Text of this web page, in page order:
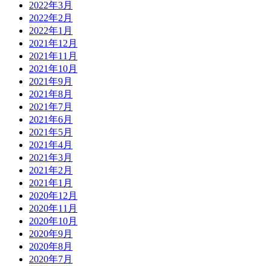
2022年3月
2022年2月
2022年1月
2021年12月
2021年11月
2021年10月
2021年9月
2021年8月
2021年7月
2021年6月
2021年5月
2021年4月
2021年3月
2021年2月
2021年1月
2020年12月
2020年11月
2020年10月
2020年9月
2020年8月
2020年7月